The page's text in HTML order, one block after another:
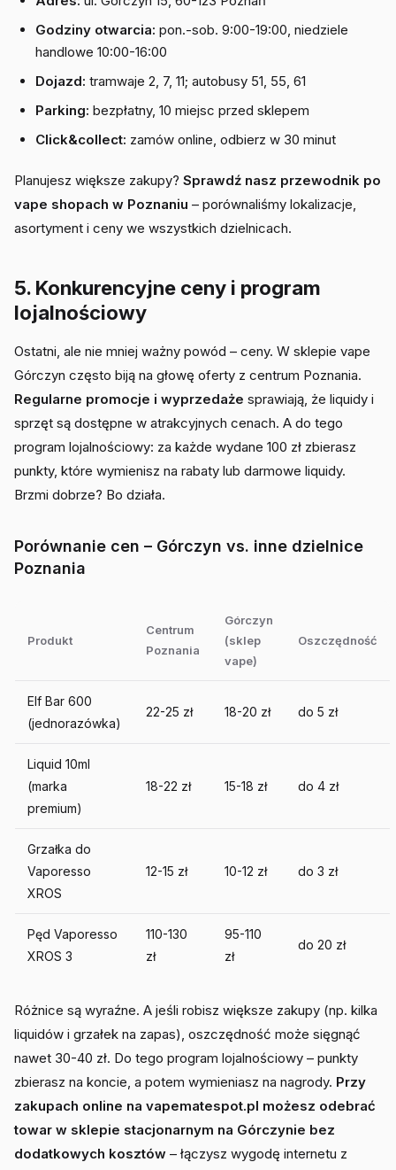
Godziny otwarcia: pon.-sob. 9:00-19:00, niedziele
handlowe 10:00-16:00
Dojazd: tramwaje 2, 7, 11; autobusy 51, 55, 61
Parking: bezpłatny, 10 miejsc przed sklepem
Click&collect: zamów online, odbierz w 30 minut
Planujesz większe zakupy? Sprawdź nasz przewodnik po
vape shopach w Poznaniu – porównaliśmy lokalizacje,
asortyment i ceny we wszystkich dzielnicach.
5. Konkurencyjne ceny i program
lojalnościowy
Ostatni, ale nie mniej ważny powód – ceny. W sklepie vape
Górczyn często biją na głowę oferty z centrum Poznania.
Regularne promocje i wyprzedaże sprawiają, że liquidy i
sprzęt są dostępne w atrakcyjnych cenach. A do tego
program lojalnościowy: za każde wydane 100 zł zbierasz
punkty, które wymienisz na rabaty lub darmowe liquidy.
Brzmi dobrze? Bo działa.
Porównanie cen – Górczyn vs. inne dzielnice
Poznania
Produkt
Centrum
Poznania
Górczyn
(sklep
vape)
Oszczędność
Elf Bar 600
(jednorazówka)
22-25 zł 18-20 zł do 5 zł
Liquid 10ml
(marka
premium)
18-22 zł 15-18 zł do 4 zł
Grzałka do
Vaporesso
XROS
12-15 zł 10-12 zł do 3 zł
Pęd Vaporesso
XROS 3
110-130
zł
95-110
zł
do 20 zł
Różnice są wyraźne. A jeśli robisz większe zakupy (np. kilka
liquidów i grzałek na zapas), oszczędność może sięgnąć
nawet 30-40 zł. Do tego program lojalnościowy – punkty
zbierasz na koncie, a potem wymieniasz na nagrody. Przy
zakupach online na vapematespot.pl możesz odebrać
towar w sklepie stacjonarnym na Górczynie bez
dodatkowych kosztów – łączysz wygodę internetu z